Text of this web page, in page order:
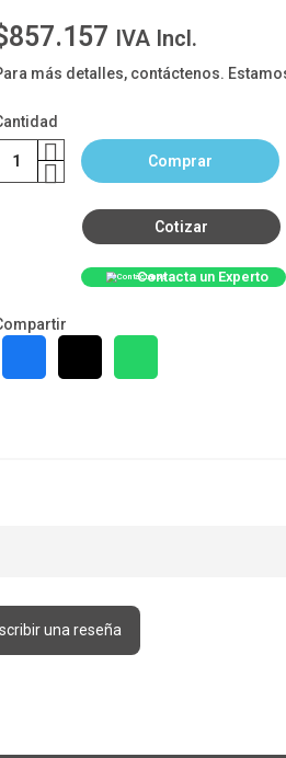
IVA Incl.
más detalles, contáctenos.
Comprar
Cotizar
Contacta un Experto
una reseña